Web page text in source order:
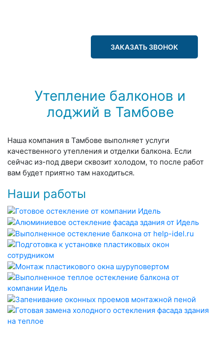
ЗАКАЗАТЬ ЗВОНОК
Утепление балконов и
лоджий в Тамбове
Наша компания в Тамбове выполняет услуги
качественного утепления и отделки балкона. Если
сейчас из-под двери сквозит холодом, то после работ
вам будет приятно там находиться.
Наши работы